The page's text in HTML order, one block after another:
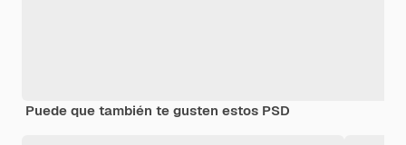
Puede que también te gusten estos PSD